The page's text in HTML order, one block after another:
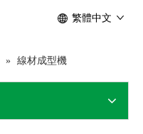
繁體中文
» 線材成型機